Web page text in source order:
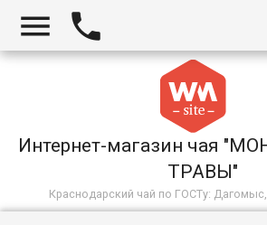
 
Интернет-магазин чая
ТРАВЫ"
Краснодарский чай по ГОСТу: